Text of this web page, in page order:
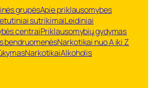
grupėsApie priklausomybes
sutrikimaiLeidiniai
centraiPriklausomybių gydymas
bendruomenėsNarkotikai nuo A iki Z
NarkotikaiAlkoholis